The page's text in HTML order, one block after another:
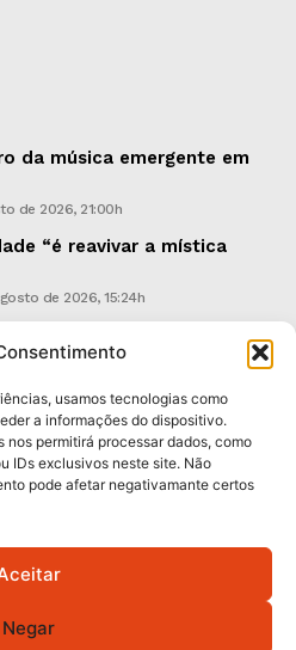
usamos tecnologias como
a informações do dispositivo.
permitirá processar dados, como
IDs exclusivos neste site. Não
pode afetar negativamante certos
Negar
da música emergente em
de 2026, 21:00h
“é reavivar a mística
de 2026, 15:24h
de risco